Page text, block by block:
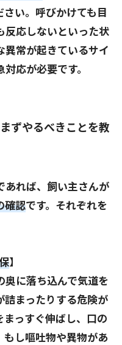
い。呼びかけても目
反応しないといった状
異常が起きているサイ
応が必要です。
ずやるべきことを教
あれば、飼い主さんが
確認です。それぞれを
】
奥に落ち込んで気道を
まったりする危険が
っすぐ伸ばし、口の
もし嘔吐物や異物があ